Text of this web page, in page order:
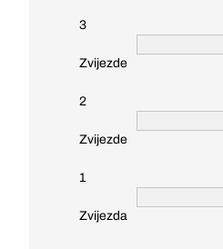
3
Zvijezde
2
Zvijezde
1
Zvijezda